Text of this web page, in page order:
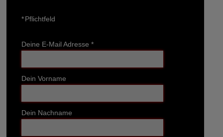
*Pflichtfeld
Deine E-Mail Adresse *
Dein Vorname
Dein Nachname